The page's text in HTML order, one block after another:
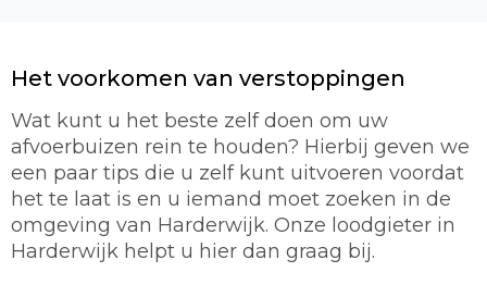
Het voorkomen van verstoppingen
Wat kunt u het beste zelf doen om uw
afvoerbuizen rein te houden? Hierbij geven we
een paar tips die u zelf kunt uitvoeren voordat
het te laat is en u iemand moet zoeken in de
omgeving van Harderwijk. Onze loodgieter in
Harderwijk helpt u hier dan graag bij.